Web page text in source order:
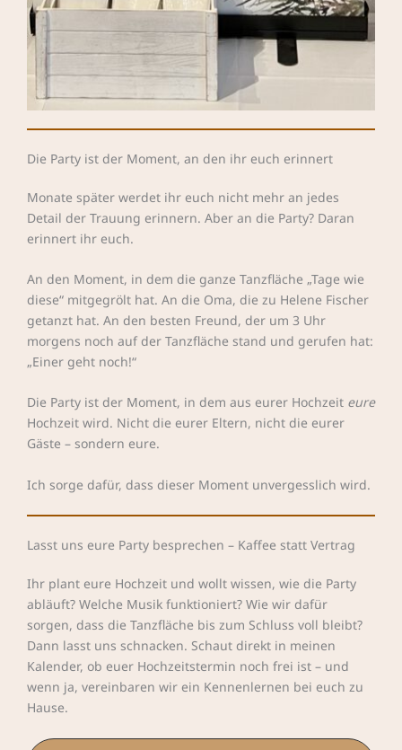
Die Party ist der Moment, an den ihr euch erinnert
Monate später werdet ihr euch nicht mehr an jedes
Detail der Trauung erinnern. Aber an die Party? Daran
erinnert ihr euch.
An den Moment, in dem die ganze Tanzfläche „Tage wie
diese“ mitgegrölt hat. An die Oma, die zu Helene Fischer
getanzt hat. An den besten Freund, der um 3 Uhr
morgens noch auf der Tanzfläche stand und gerufen hat:
„Einer geht noch!“
Die Party ist der Moment, in dem aus eurer Hochzeit eure
Hochzeit wird. Nicht die eurer Eltern, nicht die eurer
Gäste – sondern eure.
Ich sorge dafür, dass dieser Moment unvergesslich wird.
Lasst uns eure Party besprechen – Kaffee statt Vertrag
Ihr plant eure Hochzeit und wollt wissen, wie die Party
abläuft? Welche Musik funktioniert? Wie wir dafür
sorgen, dass die Tanzfläche bis zum Schluss voll bleibt?
Dann lasst uns schnacken. Schaut direkt in meinen
Kalender, ob euer Hochzeitstermin noch frei ist – und
wenn ja, vereinbaren wir ein Kennenlernen bei euch zu
Hause.